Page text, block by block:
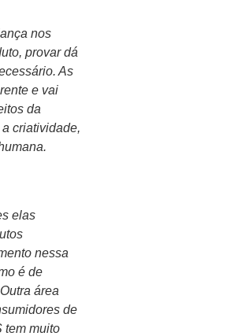
nos
provar dá
As
e vai
da
criatividade,
elas
nessa
é de
área
de
tem muito